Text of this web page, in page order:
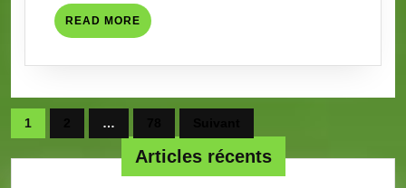
souffle
à
READ MORE READ
MORE
Pagination
des
publications
1 …
Articles récents